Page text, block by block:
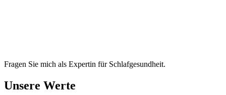
Fragen Sie mich als Expertin für Schlafgesundheit.
Unsere Werte